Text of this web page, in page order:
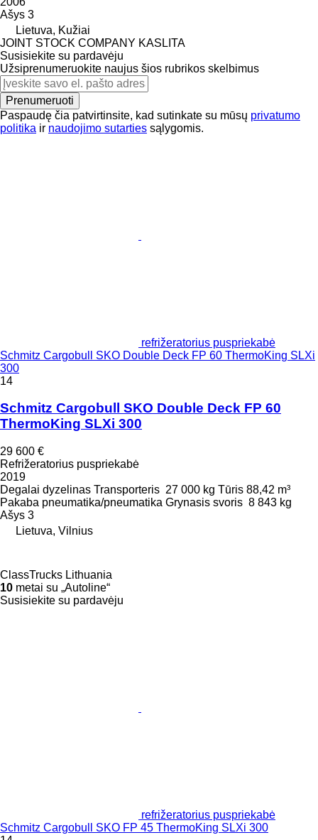
Ašys 3
Lietuva, Kužiai
JOINT STOCK COMPANY KASLITA
Susisiekite su pardavėju
Užsiprenumeruokite naujus šios rubrikos skelbimus
Prenumeruoti
Paspaudę čia patvirtinsite, kad sutinkate su mūsų privatumo
politika ir naudojimo sutarties sąlygomis.
refrižeratorius puspriekabė
Schmitz Cargobull SKO Double Deck FP 60 ThermoKing SLXi
300
14
Schmitz Cargobull SKO Double Deck FP 60
ThermoKing SLXi 300
29 600 €
Refrižeratorius puspriekabė
2019
Degalai dyzelinas Transporteris 27 000 kg Tūris 88,42 m³
Pakaba pneumatika/pneumatika Grynasis svoris 8 843 kg
Ašys 3
Lietuva, Vilnius
ClassTrucks Lithuania
10 metai su „Autoline“
Susisiekite su pardavėju
refrižeratorius puspriekabė
Schmitz Cargobull SKO FP 45 ThermoKing SLXi 300